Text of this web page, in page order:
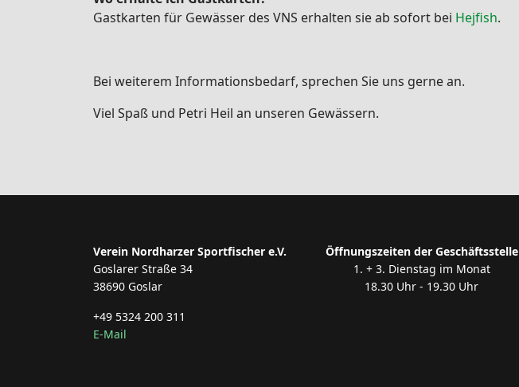
Gastkarten für Gewässer des VNS erhalten sie ab sofort bei Hejfish.
Bei weiterem Informationsbedarf, sprechen Sie uns gerne an.
Viel Spaß und Petri Heil an unseren Gewässern.
Verein Nordharzer Sportfischer e.V.
Goslarer Straße 34
38690 Goslar
+49 5324 200 311
E-Mail
Öffnungszeiten der Geschäftsstelle
1. + 3. Dienstag im Monat
18.30 Uhr - 19.30 Uhr